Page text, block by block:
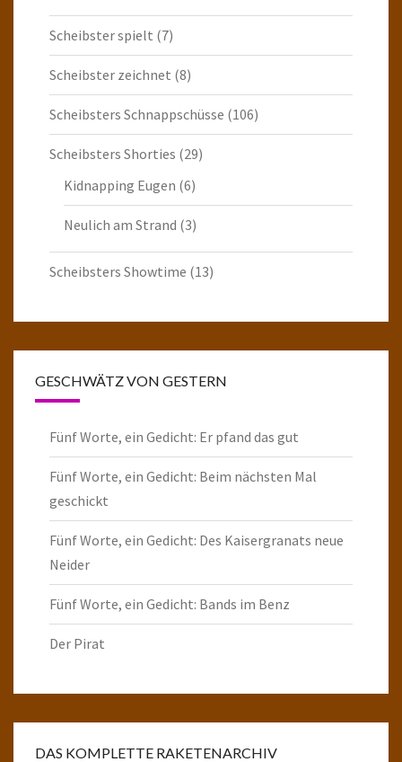
Scheibster spielt (7)
Scheibster zeichnet (8)
Scheibsters Schnappschüsse (106)
Scheibsters Shorties (29)
Kidnapping Eugen (6)
Neulich am Strand (3)
Scheibsters Showtime (13)
GESCHWÄTZ VON GESTERN
Fünf Worte, ein Gedicht: Er pfand das gut
Fünf Worte, ein Gedicht: Beim nächsten Mal
geschickt
Fünf Worte, ein Gedicht: Des Kaisergranats neue
Neider
Fünf Worte, ein Gedicht: Bands im Benz
Der Pirat
DAS KOMPLETTE RAKETENARCHIV